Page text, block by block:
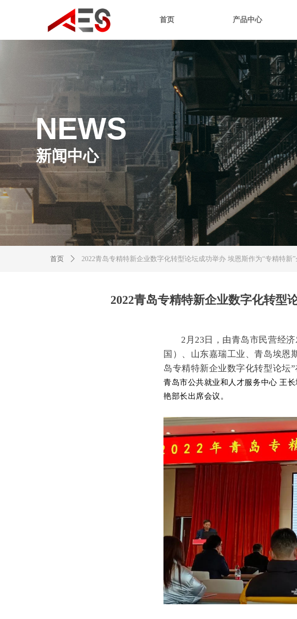
首页 产品中心
2022青岛专精特新企业数字化转型
2月23日，由青岛市民营经
国）、山东嘉瑞工业、青岛埃恩
岛专精特新企业数字化转型论坛”
青岛市公共就业和人才服务中心 王
艳部长出席会议。
NEWS
新闻中心
首页 ꄲ 2022青岛专精特新企业数字化转型论坛成功举办 埃恩斯作为“专精特新